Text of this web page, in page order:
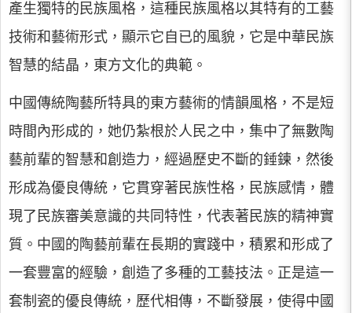
產生獨特的民族風格，這種民族風格以其特有的工藝
技術和藝術形式，顯示它自已的風貌，它是中華民族
智慧的結晶，東方文化的典範。
中國傳統陶藝所特具的東方藝術的情韻風格，不是短
時間內形成的，她仍紮根於人民之中，集中了無數陶
藝前輩的智慧和創造力，經過歷史不斷的錘鍊，然後
形成為優良傳統，它貫穿著民族性格，民族感情，體
現了民族審美意識的共同特性，代表著民族的精神實
質。中國的陶藝前輩在長期的實踐中，積累和形成了
一套豐富的經驗，創造了多種的工藝技法。正是這一
套制瓷的優良傳統，歷代相傳，不斷發展，使得中國